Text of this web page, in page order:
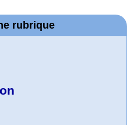
rubrique